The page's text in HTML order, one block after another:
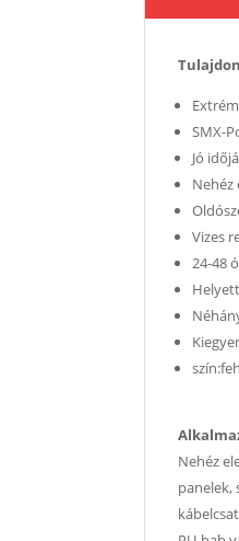
SMX-
Jó
Nehéz
Vizes
24-48
Nehéz
panelek,